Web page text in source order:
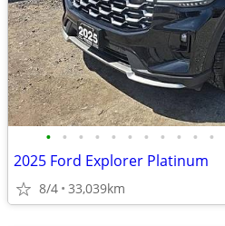
• • • • • • • • • • •
2025 Ford Explorer Platinum
8/4 33,039km